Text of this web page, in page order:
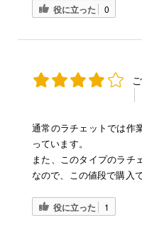
役に立った 0
通常のラチェットでは作
っています。
また、このタイプのラチ
なので、この値段で購入
役に立った 1